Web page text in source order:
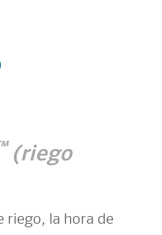
(riego
riego, la hora de